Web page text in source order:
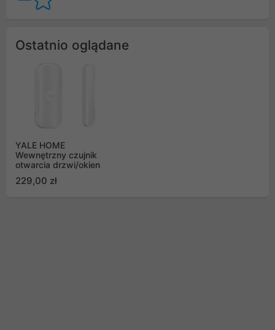
Ostatnio oglądane
YALE HOME
Wewnętrzny czujnik
otwarcia drzwi/okien
229,00 zł